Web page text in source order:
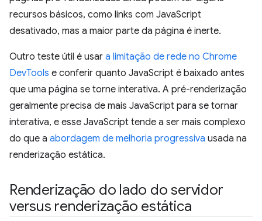
recursos básicos, como links com JavaScript
desativado, mas a maior parte da página é inerte.
Outro teste útil é usar a limitação de rede no Chrome
DevTools e conferir quanto JavaScript é baixado antes
que uma página se torne interativa. A pré-renderização
geralmente precisa de mais JavaScript para se tornar
interativa, e esse JavaScript tende a ser mais complexo
do que a abordagem de melhoria progressiva usada na
renderização estática.
Renderização do lado do servidor
versus renderização estática